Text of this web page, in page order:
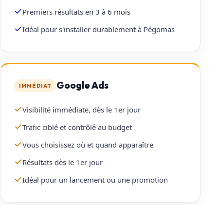
Premiers résultats en 3 à 6 mois
Idéal pour s'installer durablement à Pégomas
IMMÉDIAT Google Ads
Visibilité immédiate, dès le 1er jour
Trafic ciblé et contrôlé au budget
Vous choisissez où et quand apparaître
Résultats dès le 1er jour
Idéal pour un lancement ou une promotion